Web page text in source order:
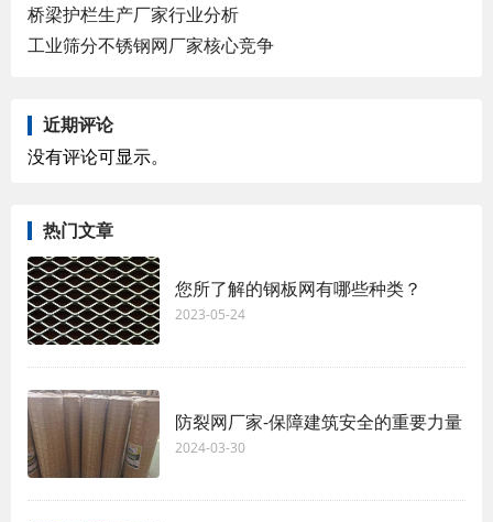
桥梁护栏生产厂家行业分析
工业筛分不锈钢网厂家核心竞争
近期评论
没有评论可显示。
热门文章
您所了解的钢板网有哪些种类？
2023-05-24
防裂网厂家-保障建筑安全的重要力量
2024-03-30